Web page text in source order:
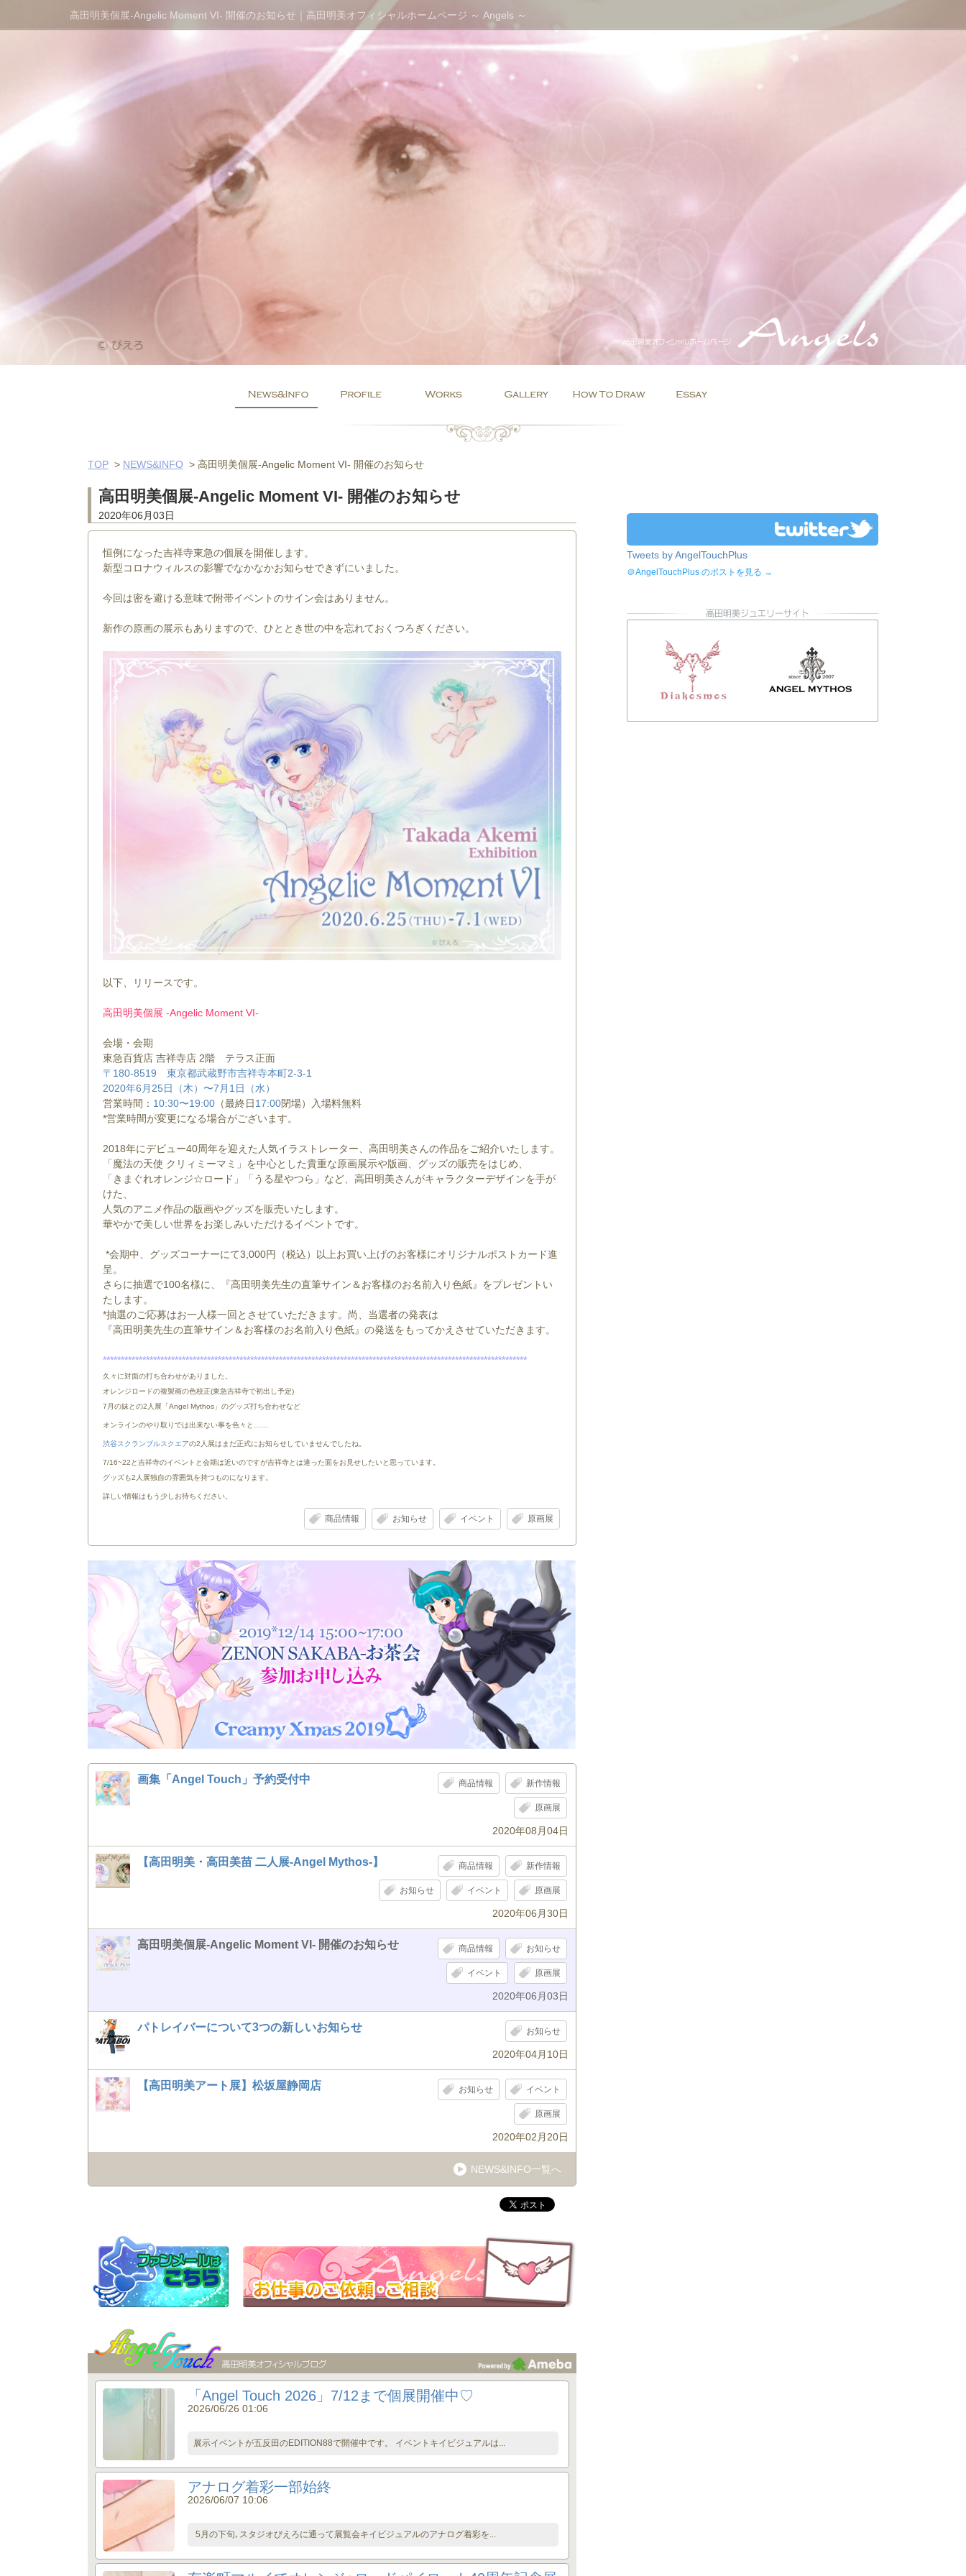
高田明美個展-Angelic Moment VI- 開催のお知らせ｜高田明美オフィシャルホームページ ～ Angels ～
TOP > NEWS&INFO > 高田明美個展-Angelic Moment VI- 開催のお知らせ
高田明美個展-Angelic Moment VI- 開催のお知らせ
2020年06月03日
恒例になった吉祥寺東急の個展を開催します。
新型コロナウィルスの影響でなかなかお知らせできずにいました。
今回は密を避ける意味で附帯イベントのサイン会はありません。
新作の原画の展示もありますので、ひととき世の中を忘れておくつろぎください。
以下、リリースです。
高田明美個展 -Angelic Moment VI-
会場・会期
東急百貨店 吉祥寺店 2階 テラス正面
〒 180-8519 東京都武蔵野市吉祥寺本町2-3-1
2020年6月25日（木）〜7月 1日（水）
営業時間： 10:30〜19:00 （最終日17:00閉場）入場料無料
*営業時間が変更になる場合がございます。
2018年にデビュー40周年を迎えた人気イラストレーター、高田明美さんの作品をご紹介いたします。
「魔法の天使 クリィミーマミ」を中心とした貴重な原画展示や版画、グッズの販売をはじめ、
「きまぐれオレンジ☆ロード」「うる星やつら」など、高田明美さんがキャラクターデザインを手が
けた、
人気のアニメ作品の版画やグッズを販売いたします。
華やかで美しい世界をお楽しみいただけるイベントです。
*会期中、グッズコーナーにて3,000円（税込）以上お買い上げのお客様にオリジナルポストカード進
呈。
さらに抽選で100名様に、『高田明美先生の直筆サイン＆お客様のお名前入り色紙』をプレゼントい
たします。
*抽選のご応募はお一人様一回とさせていただきます。尚、当選者の発表は
『高田明美先生の直筆サイン＆お客様のお名前入り色紙』の発送をもってかえさせていただきます。
**********************************************************************************************************************
久々に対面の打ち合わせがありました。
オレンジロードの複製画の色校正(東急吉祥寺で初出し予定)
7月の妹との2人展「Angel Mythos」のグッズ打ち合わせなど
オンラインのやり取りでは出来ない事を色々と……
渋谷スクランブルスクエアの2人展はまだ正式にお知らせしていませんでしたね。
7/16~22と吉祥寺のイベントと会期は近いのですが吉祥寺とは違った面をお見せしたいと思っています。
グッズも2人展独自の雰囲気を持つものになります。
詳しい情報はもう少しお待ちください。
商品情報 お知らせ イベント 原画展
画集「Angel Touch」予約受付中 商品情報 新作情報
原画展
2020年08月04日
【高田明美・高田美苗 二人展-Angel Mythos-】 商品情報 新作情報
お知らせ イベント 原画展
2020年06月30日
高田明美個展-Angelic Moment VI- 開催のお知らせ 商品情報 お知らせ
イベント 原画展
2020年06月03日
パトレイバーについて3つの新しいお知らせ お知らせ
2020年04月10日
【高田明美アート展】松坂屋静岡店 お知らせ イベント
原画展
2020年02月20日
NEWS&INFO一覧へ
「Angel Touch 2026」7/12まで個展開催中♡
2026/06/26 01:06
展示イベントが五反田のEDITION88で開催中です。 イベントキイビジュアルは...
アナログ着彩一部始終
2026/06/07 10:06
5月の下旬､スタジオぴえろに通って展覧会キイビジュアルのアナログ着彩を...
Tweets by AngelTouchPlus
＠AngelTouchPlus のポストを見る →